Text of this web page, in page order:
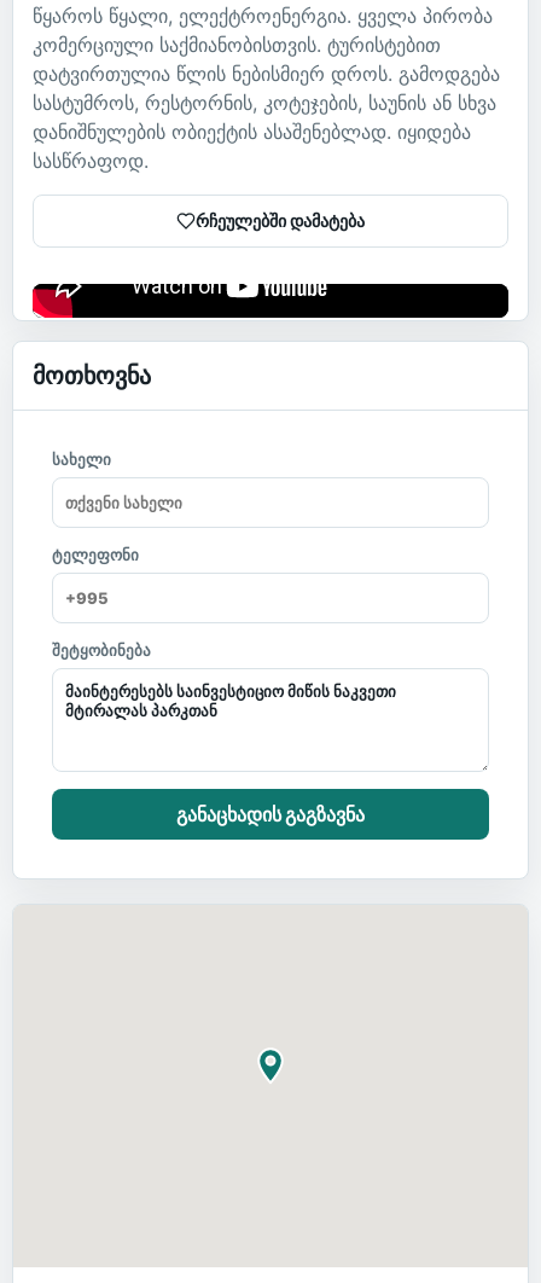
წყაროს წყალი, ელექტროენერგია. ყველა პირობა
კომერციული საქმიანობისთვის. ტურისტებით
დატვირთულია წლის ნებისმიერ დროს. გამოდგება
სასტუმროს, რესტორნის, კოტეჯების, საუნის ან სხვა
დანიშნულების ობიექტის ასაშენებლად. იყიდება
სასწრაფოდ.
რჩეულებში დამატება
მოთხოვნა
სახელი
ტელეფონი
შეტყობინება
განაცხადის გაგზავნა